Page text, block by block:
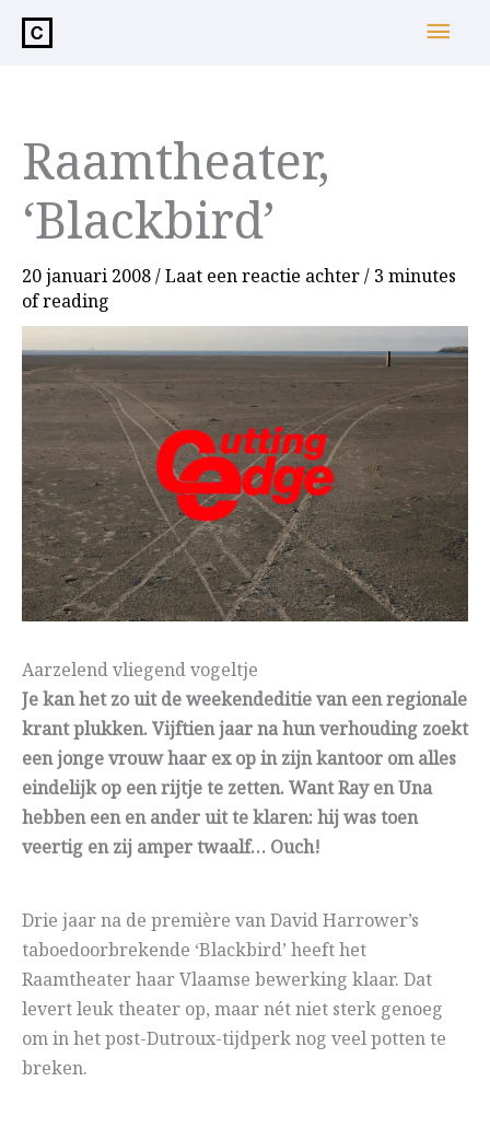
inhoud
Raamtheater,
‘Blackbird’
20 januari 2008/Laat een reactie achter/ 3 minutes
of reading
Aarzelend vliegend vogeltje
Je kan het zo uit de weekendeditie van een regionale
krant plukken. Vijftien jaar na hun verhouding zoekt
een jonge vrouw haar ex op in zijn kantoor om alles
eindelijk op een rijtje te zetten. Want Ray en Una
hebben een en ander uit te klaren: hij was toen
veertig en zij amper twaalf… Ouch!
Drie jaar na de première van David Harrower’s
taboedoorbrekende ‘Blackbird’ heeft het
Raamtheater haar Vlaamse bewerking klaar. Dat
levert leuk theater op, maar nét niet sterk genoeg
om in het post-Dutroux-tijdperk nog veel potten te
breken.